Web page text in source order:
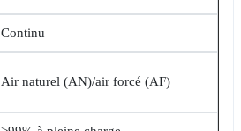
Continu
Air naturel (AN)/air forcé (AF)